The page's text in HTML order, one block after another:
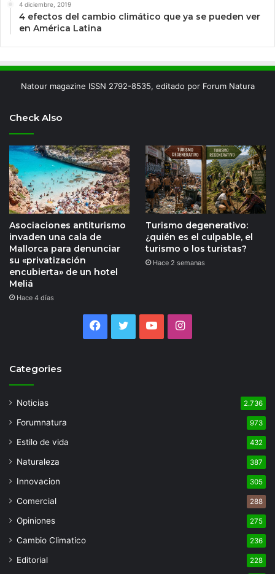
4 diciembre, 2019
4 efectos del cambio climático que ya se pueden ver
en América Latina
Natour magazine ISSN 2792-8535, editado por Forum Natura
Check Also
Asociaciones antiturismo
invaden una cala de
Mallorca para denunciar
su «privatización
encubierta» de un hotel
Meliá
Hace 4 días
Turismo degenerativo:
¿quién es el culpable, el
turismo o los turistas?
Hace 2 semanas
Facebook
TwitterYouTubeInstagram
Categories
Noticias 2.736
Forumnatura 973
Estilo de vida 432
Naturaleza 387
Innovacion 305
Comercial 288
Opiniones 275
Cambio Climatico 236
Editorial 228